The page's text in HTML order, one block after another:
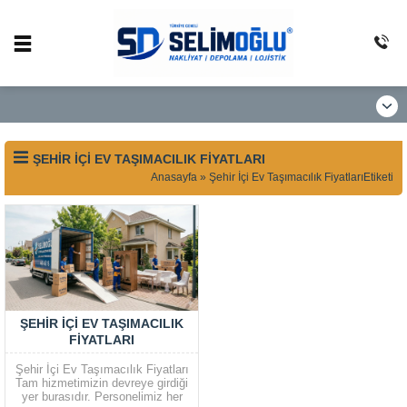
ŞEHIR İÇI EV TAŞIMACILIK FIYATLARI
Anasayfa » Şehir İçi Ev Taşımacılık FiyatlarıEtiketi
ŞEHIR İÇI EV TAŞIMACILIK
FIYATLARI
Şehir İçi Ev Taşımacılık Fiyatları
Tam hizmetimizin devreye girdiği
yer burasıdır. Personelimiz her